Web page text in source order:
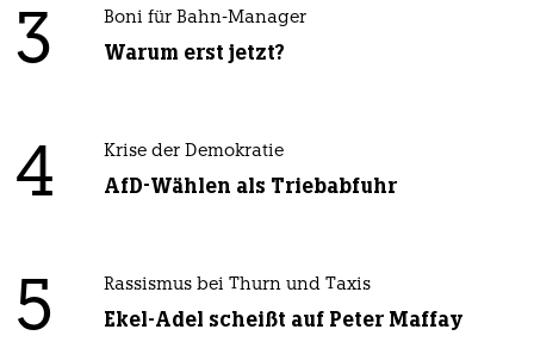
3 Boni für Bahn-Manager
Warum erst jetzt?
4 Krise der Demokratie
AfD-Wählen als Triebabfuhr
5 Rassismus bei Thurn und Taxis
Ekel-Adel scheißt auf Peter Maffay